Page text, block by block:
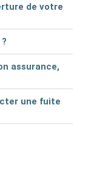
de votre
assurance,
une fuite